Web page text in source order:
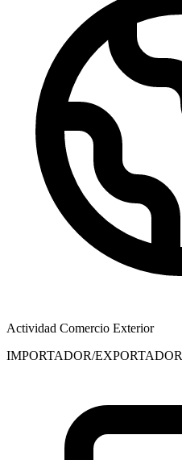
Actividad Comercio Exterior
IMPORTADOR/EXPORTADOR